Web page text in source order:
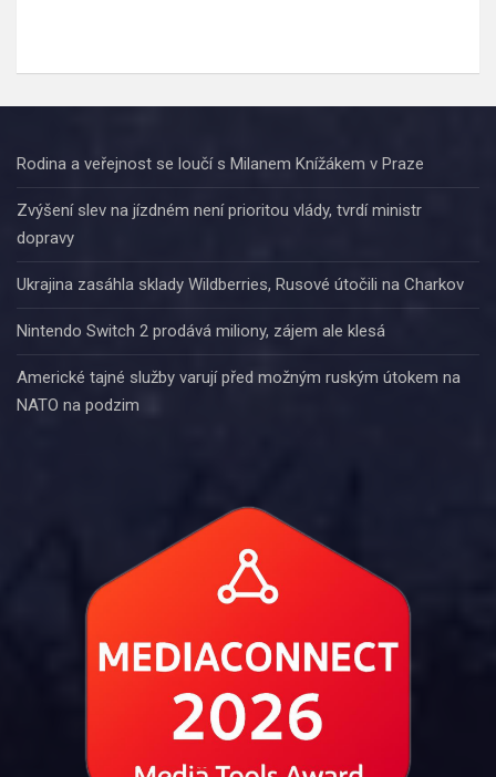
Rodina a veřejnost se loučí s Milanem Knížákem v Praze
Zvýšení slev na jízdném není prioritou vlády, tvrdí ministr
dopravy
Ukrajina zasáhla sklady Wildberries, Rusové útočili na Charkov
Nintendo Switch 2 prodává miliony, zájem ale klesá
Americké tajné služby varují před možným ruským útokem na
NATO na podzim